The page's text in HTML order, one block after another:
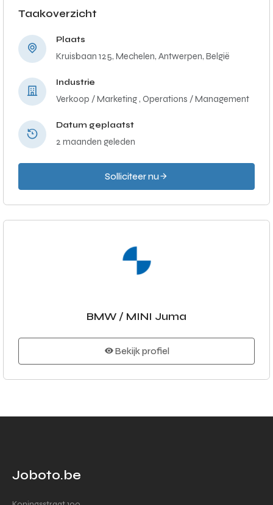
Taakoverzicht
Plaats
Kruisbaan 125, Mechelen, Antwerpen, België
Industrie
Verkoop / Marketing , Operations / Management
Datum geplaatst
2 maanden geleden
Solliciteer nu
BMW / MINI Juma
Bekijk profiel
Joboto.be